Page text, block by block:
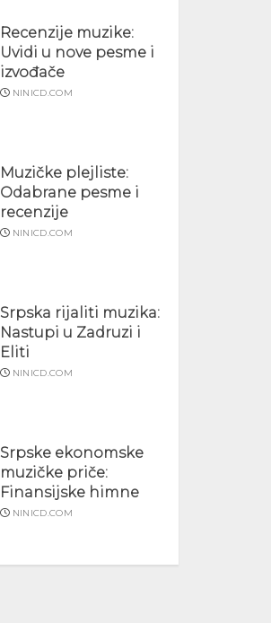
Recenzije muzike:
Uvidi u nove pesme i
izvođače
NINICD.COM
Muzičke plejliste:
Odabrane pesme i
recenzije
NINICD.COM
Srpska rijaliti muzika:
Nastupi u Zadruzi i
Eliti
NINICD.COM
Srpske ekonomske
muzičke priče:
Finansijske himne
NINICD.COM